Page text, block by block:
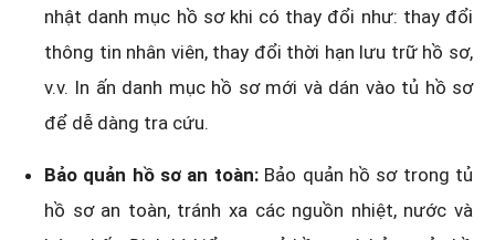
nhật danh mục hồ sơ khi có thay đổi như: thay đổi
thông tin nhân viên, thay đổi thời hạn lưu trữ hồ sơ,
v.v. In ấn danh mục hồ sơ mới và dán vào tủ hồ sơ
để dễ dàng tra cứu.
Bảo quản hồ sơ an toàn: Bảo quản hồ sơ trong tủ
hồ sơ an toàn, tránh xa các nguồn nhiệt, nước và